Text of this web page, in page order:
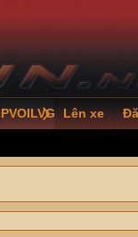
PVOILVGC2026
Lên xe